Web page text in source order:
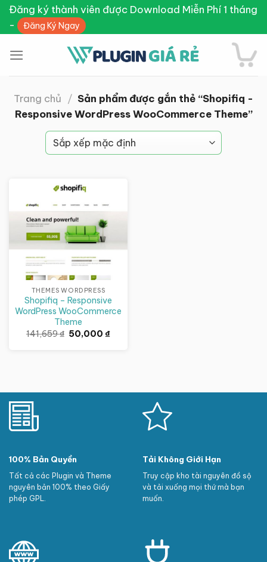
Skip
content
Đăng ký thành viên được Download Miễn Phí 1 tháng
-
Đăng Ký Ngay
Trang chủ / Sản phẩm được gắn thẻ “Shopifiq -
Responsive WordPress WooCommerce Theme”
THEMES WORDPRESS
Shopifiq – Responsive
WordPress WooCommerce
Theme
141,659₫ Giá
gốc
50,000₫Giá
100% Bản Quyền
Tất cả các Plugin và Theme
nguyên bản 100% theo Giấy
phép GPL.
Tải Không Giới Hạn
Truy cập kho tài nguyên đồ sộ
và tải xuống mọi thứ mà bạn
muốn.